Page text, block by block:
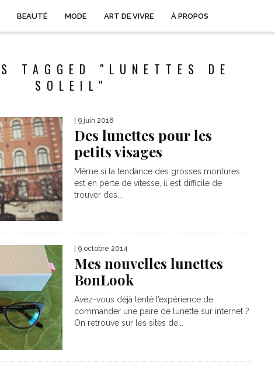
BEAUTÉ MODE ART DE VIVRE À PROPOS
TAGGED "LUNETTES DE
SOLEIL"
| 9 juin 2016
Des lunettes pour les
petits visages
Même si la tendance des grosses montures
est en perte de vitesse, il est difficile de
trouver des...
| 9 octobre 2014
Mes nouvelles lunettes
BonLook
Avez-vous déjà tenté l’expérience de
commander une paire de lunette sur internet ?
On retrouve sur les sites de...